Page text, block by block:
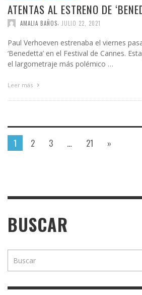
ATENTAS AL ESTRENO DE
AMALIA BAÑOS JULIO 22, 2021
Paul Verhoeven estrenaba el viernes
‘Benedetta’ en el Festival de Cannes.
el largometraje más polémico …
Leer más
1 2 3 … 21 »
BUSCAR